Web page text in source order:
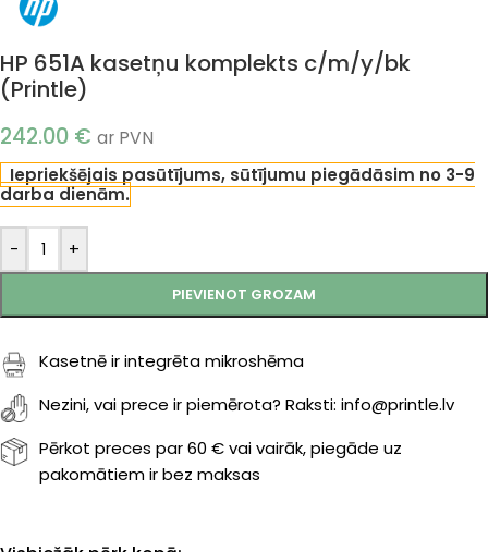
HP 651A kasetņu komplekts c/m/y/bk
(Printle)
242.00 € ar PVN
Iepriekšējais pasūtījums, sūtījumu piegādāsim no 3-9
darba dienām.
- +
PIEVIENOT GROZAM
Kasetnē ir integrēta mikroshēma
Nezini, vai prece ir piemērota? Raksti: info@printle.lv
Pērkot preces par 60 € vai vairāk, piegāde uz
pakomātiem ir bez maksas